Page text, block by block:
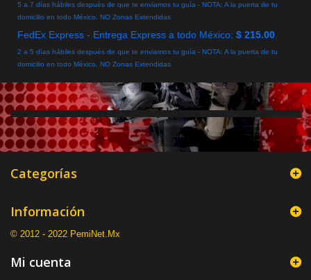
5 a 7 días hábiles después de que te enviamos tu guía - NOTA: A la puerta de tu
domicilio en todo México, NO Zonas Extendidas
FedEx Express - Entrega Express a todo México: $ 215.00
2 a 5 días hábiles después de que te enviamos tu guía - NOTA: A la puerta de tu
domicilio en todo México, NO Zonas Extendidas
Categorías
Información
© 2012 - 2022 PemiNet.Mx
Mi cuenta